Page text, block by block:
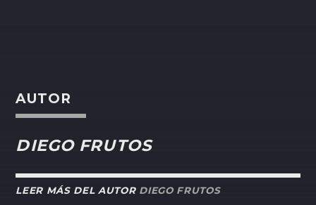
AUTOR
DIEGO FRUTOS
LEER MÁS DEL AUTOR DIEGO FRUTOS